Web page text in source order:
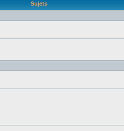
Sujets